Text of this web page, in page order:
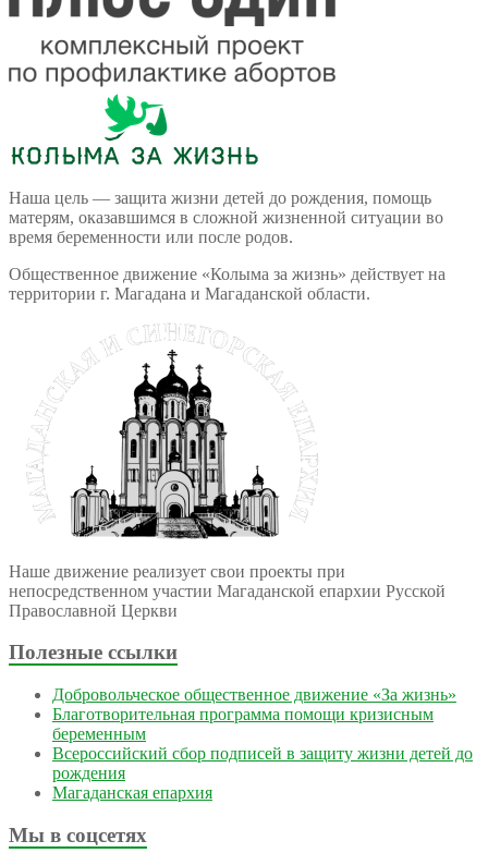
Наша цель — защита жизни детей до рождения, помощь
матерям, оказавшимся в сложной жизненной ситуации во
время беременности или после родов.
Общественное движение «Колыма за жизнь» действует на
территории г. Магадана и Магаданской области.
Наше движение реализует свои проекты при
непосредственном участии Магаданской епархии Русской
Православной Церкви
Полезные ссылки
Добровольческое общественное движение «За жизнь»
Благотворительная программа помощи кризисным
беременным
Всероссийский сбор подписей в защиту жизни детей до
рождения
Магаданская епархия
Мы в соцсетях